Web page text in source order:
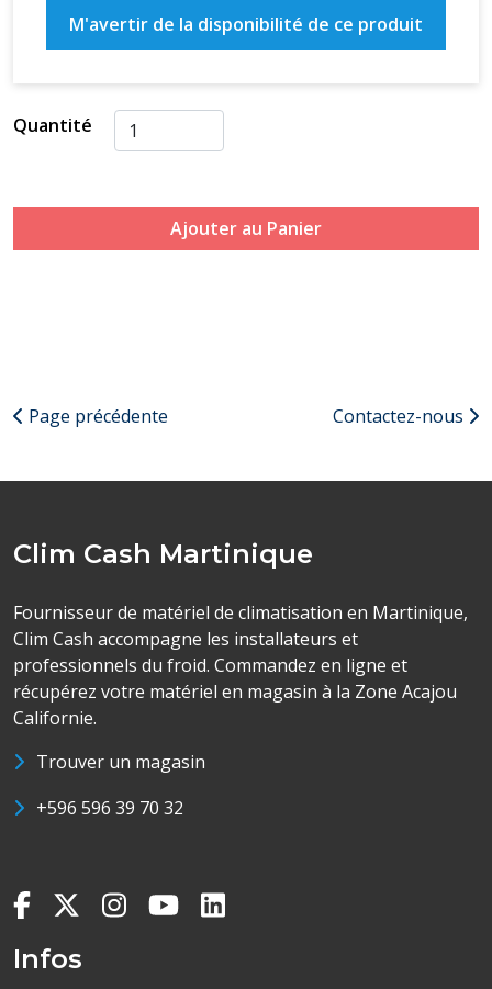
M'avertir de la disponibilité de ce produit
Quantité
Ajouter au Panier
Page précédente Contactez-nous
Clim Cash Martinique
Fournisseur de matériel de climatisation en Martinique,
Clim Cash accompagne les installateurs et
professionnels du froid. Commandez en ligne et
récupérez votre matériel en magasin à la Zone Acajou
Californie.
Trouver un magasin
+596 596 39 70 32
Infos